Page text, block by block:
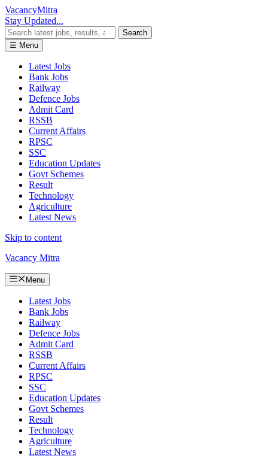
VacancyMitra
Stay Updated...
Search
☰ Menu
Latest Jobs
Bank Jobs
Railway
Defence Jobs
Admit Card
RSSB
Current Affairs
RPSC
SSC
Education Updates
Govt Schemes
Result
Technology
Agriculture
Latest News
Skip to content
Vacancy Mitra
Menu
Latest Jobs
Bank Jobs
Railway
Defence Jobs
Admit Card
RSSB
Current Affairs
RPSC
SSC
Education Updates
Govt Schemes
Result
Technology
Agriculture
Latest News